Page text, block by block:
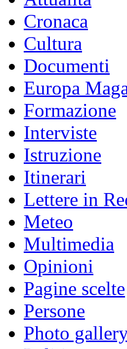
Cronaca
Cultura
Documenti
Europa
Formazione
Interviste
Istruzione
Itinerari
Lettere in
Meteo
Multimedia
Opinioni
Pagine scelte
Persone
Photo